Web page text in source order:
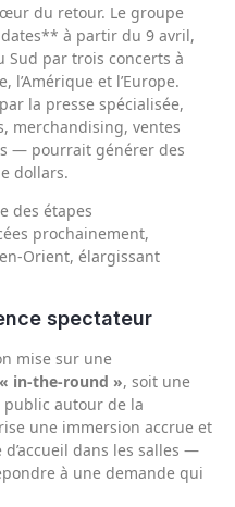
du retour. Le groupe
à partir du 9 avril,
Sud par trois concerts à
l’Amérique et l’Europe.
la presse spécialisée,
merchandising, ventes
— pourrait générer des
dollars.
des étapes
prochainement,
élargissant
spectateur
mise sur une
« in‑the‑round », soit une
autour de la
une immersion accrue et
dans les salles —
à une demande qui